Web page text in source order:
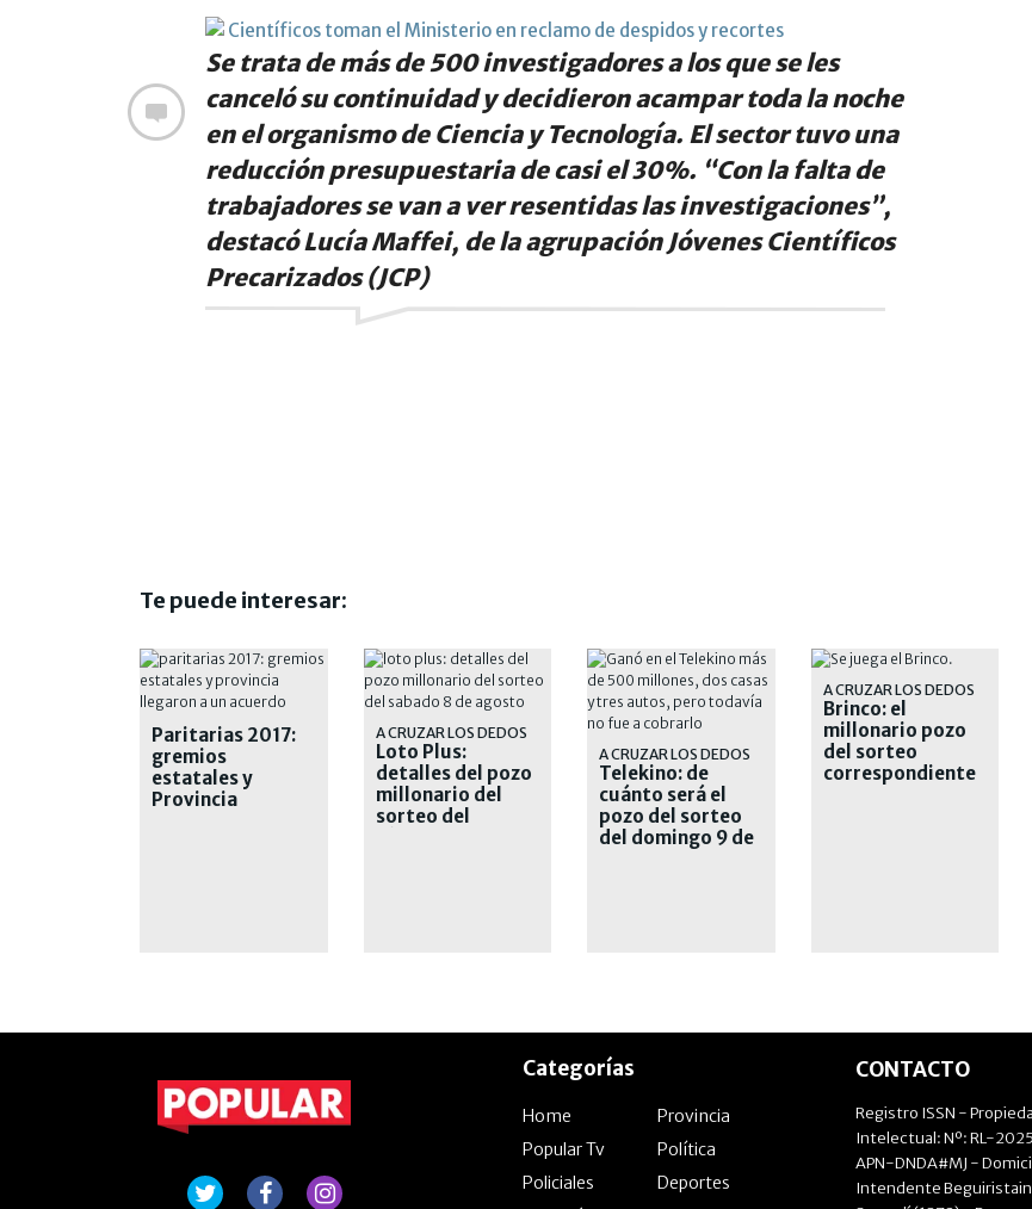
Científicos toman el Ministerio en reclamo de despidos y recortes
Se trata de más de 500 investigadores a los que se les
canceló su continuidad y decidieron acampar toda la noche
en el organismo de Ciencia y Tecnología. El sector tuvo una
reducción presupuestaria de casi el 30%. “Con la falta de
trabajadores se van a ver resentidas las investigaciones”,
destacó Lucía Maffei, de la agrupación Jóvenes Científicos
Precarizados (JCP)
Te puede interesar:
Paritarias 2017:
gremios
estatales y
Provincia
A CRUZAR LOS DEDOS
Loto Plus:
detalles del pozo
millonario del
sorteo del
A CRUZAR LOS DEDOS
Telekino: de
cuánto será el
pozo del sorteo
del domingo 9 de
A CRUZAR LOS DEDOS
Brinco: el
millonario pozo
del sorteo
correspondiente
Categorías
Home
Provincia
Popular Tv
Política
Policiales
Deportes
CONTACTO
Registro ISSN -
Intelectual: Nº: RL-
APN-DNDA#MJ -
Intendente